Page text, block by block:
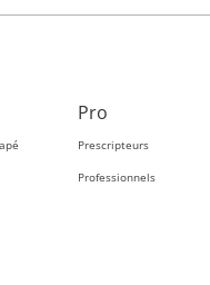
Pro
Prescripteurs
Professionnels